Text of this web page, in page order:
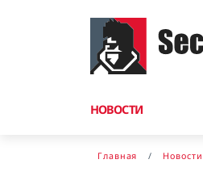
НОВОСТИ
Главная Новости